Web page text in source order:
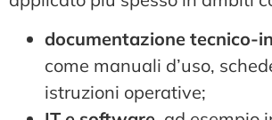
documentazione tecnico-
come manuali d’uso,
istruzioni operative;